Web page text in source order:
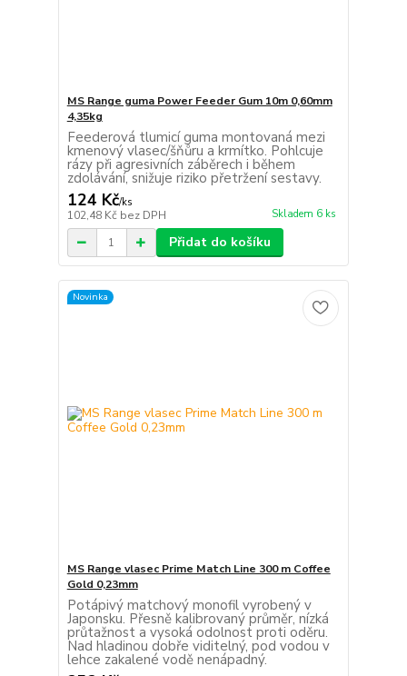
MS Range guma Power Feeder Gum 10m 0,60mm
4,35kg
Feederová tlumicí guma montovaná mezi
kmenový vlasec/šňůru a krmítko. Pohlcuje
rázy při agresivních záběrech i během
zdolávání, snižuje riziko přetržení sestavy.
124 Kč/ks
102,48 Kč bez DPH Skladem 6 ks
Přidat do košíku
Novinka
MS Range vlasec Prime Match Line 300 m Coffee
Gold 0,23mm
Potápivý matchový monofil vyrobený v
Japonsku. Přesně kalibrovaný průměr, nízká
průtažnost a vysoká odolnost proti oděru.
Nad hladinou dobře viditelný, pod vodou v
lehce zakalené vodě nenápadný.